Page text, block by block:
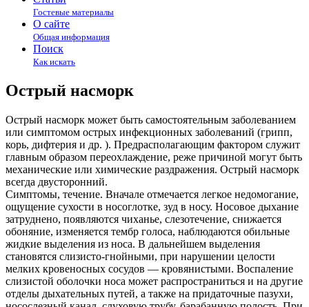
Гостевые материалы
О сайте
Общая информация
Поиск
Как искать
Острый насморк
Острый насморк может быть самостоятельным заболеванием
или симптомом острых инфекционных заболеваний (грипп,
корь, дифтерия и др. ). Предрасполагающим фактором служит
главным образом переохлаждение, реже причиной могут быть
механические или химические раздражения. Острый насморк
всегда двусторонний.
Симптомы, течение. Вначале отмечается легкое недомогание,
ощущение сухости в носоглотке, зуд в носу. Носовое дыхание
затруднено, появляются чиханье, слезотечение, снижается
обоняние, изменяется тембр голоса, наблюдаются обильные
жидкие выделения из носа. В дальнейшем выделения
становятся слизисто-гнойными, при нарушении целости
мелких кровеносных сосудов — кровянистыми. Воспаление
слизистой оболочки носа может распространиться и на другие
отделы дыхательных путей, а также на придаточные пазухи,